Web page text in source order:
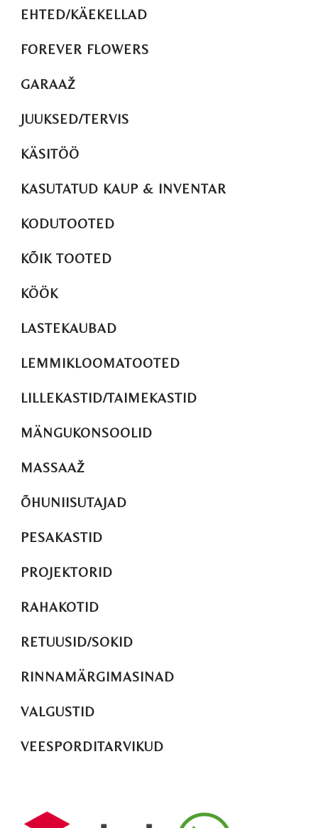
EHTED/KÄEKELLAD
FOREVER FLOWERS
GARAAŽ
JUUKSED/TERVIS
KÄSITÖÖ
KASUTATUD KAUP & INVENTAR
KODUTOOTED
KÕIK TOOTED
KÖÖK
LASTEKAUBAD
LEMMIKLOOMATOOTED
LILLEKASTID/TAIMEKASTID
MÄNGUKONSOOLID
MASSAAŽ
ÕHUNIISUTAJAD
PESAKASTID
PROJEKTORID
RAHAKOTID
RETUUSID/SOKID
RINNAMÄRGIMASINAD
VALGUSTID
VEESPORDITARVIKUD